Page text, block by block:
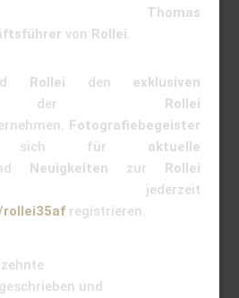
Thomas
von Rollei.
Rollei den exklusiven
Rollei
Fotografiebegeister
sich für aktuelle
Neuigkeiten zur Rollei
rollei35af registrieren.
und